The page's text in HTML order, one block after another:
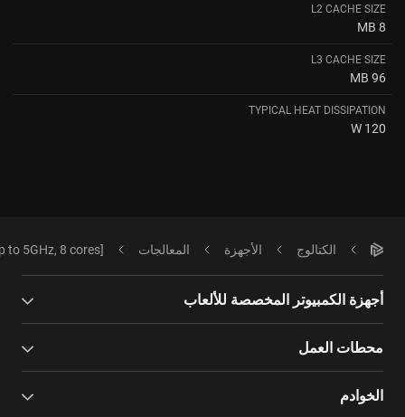
L2 CACHE SIZE
8 MB
L3 CACHE SIZE
96 MB
TYPICAL HEAT DISSIPATION
120 W
الكتالوج الأجهزة المعالجات to 5GHz, 8 cores]
أجهزة الكمبيوتر المخصصة للألعاب
محطات العمل
الخوادم